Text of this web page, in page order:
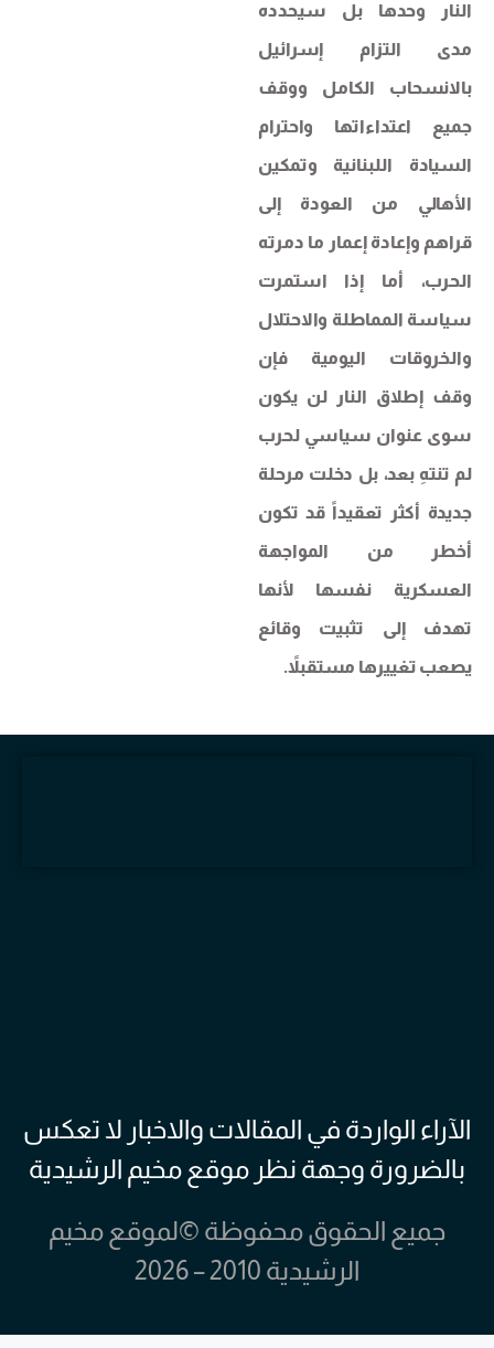
النار وحدها بل سيحدده
مدى التزام إسرائيل
بالانسحاب الكامل ووقف
جميع اعتداءاتها واحترام
السيادة اللبنانية وتمكين
الأهالي من العودة إلى
قراهم وإعادة إعمار ما دمرته
الحرب، أما إذا استمرت
سياسة المماطلة والاحتلال
والخروقات اليومية فإن
وقف إطلاق النار لن يكون
سوى عنوان سياسي لحرب
لم تنتهِ بعد، بل دخلت مرحلة
جديدة أكثر تعقيداً قد تكون
أخطر من المواجهة
العسكرية نفسها لأنها
تهدف إلى تثبيت وقائع
يصعب تغييرها مستقبلاً.
الآراء الواردة في المقالات والاخبار لا تعكس
بالضرورة وجهة نظر موقع مخيم الرشيدية
جميع الحقوق محفوظة ©لموقع مخيم
الرشيدية 2010 – 2026